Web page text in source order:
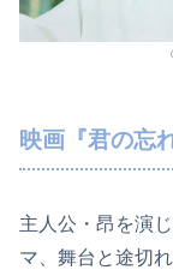
映画『君の忘
主人公・昂を演
マ、舞台と途切